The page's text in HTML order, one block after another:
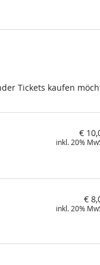
Tickets kaufen
€
inkl. 20%
€
inkl. 20%